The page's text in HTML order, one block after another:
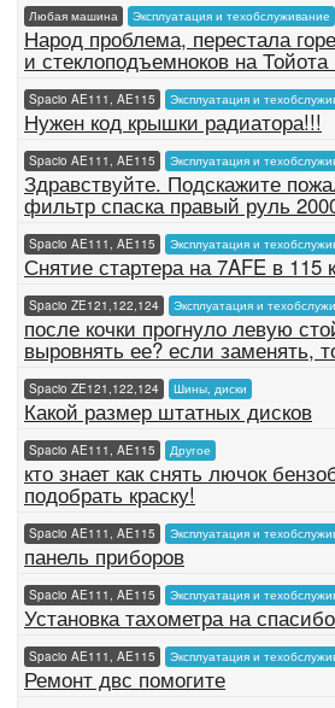
Любая машина Эксплуатация и техобслуживание
Народ проблема, перестала
и стеклоподъемноков на
Spacio AE111, AE115 Эксплуатация и
Нужен код крышки радиатора!!!
Spacio AE111, AE115 Эксплуатация и
Здравствуйте. Подскажите
фильтр спаска правый руль
Spacio AE111, AE115 Эксплуатация и
Снятие стартера на 7AFE в 115
Spacio ZE121,122,124 Эксплуатация и
после кочки прогнуло левую
выровнять ее? если заменять,
Spacio ZE121,122,124 Шины, диски
Какой размер штатных дисков
Spacio AE111, AE115 Другое
кто знает как снять лючок
подобрать краску!
Spacio AE111, AE115 Эксплуатация и
панель приборов
Spacio AE111, AE115 Эксплуатация и
Установка тахометра на спасибо
Spacio AE111, AE115 Эксплуатация и
Ремонт двс помогите